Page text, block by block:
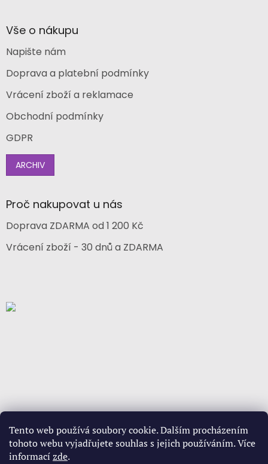
Tento web používá soubory cookie. Dalším procházením
tohoto webu vyjadřujete souhlas s jejich používáním. Více
informacízde.
Vše o nákupu
Napište nám
Doprava a platební podmínky
Vrácení zboží a reklamace
Obchodní podmínky
GDPR
ARCHIV
Proč nakupovat u nás
Doprava ZDARMA od 1 200 Kč
Vrácení zboží - 30 dnů a ZDARMA